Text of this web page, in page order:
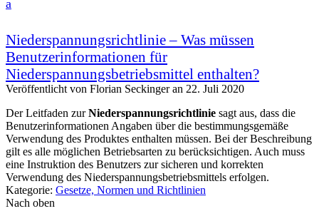
a
Niederspannungsrichtlinie – Was müssen
Benutzerinformationen für
Niederspannungsbetriebsmittel enthalten?
Veröffentlicht von Florian Seckingeran 22. Juli 2020
Der Leitfaden zurNiederspannungsrichtlinie sagt aus, dass die
Benutzerinformationen Angaben über die bestimmungsgemäße
Verwendung des Produktes enthalten müssen. Bei der Beschreibung
gilt es alle möglichen Betriebsarten zu berücksichtigen. Auch muss
eine Instruktion des Benutzers zur sicheren und korrekten
Verwendung des Niederspannungsbetriebsmittels erfolgen.
Kategorie: Gesetze, Normen und Richtlinien
Nach oben